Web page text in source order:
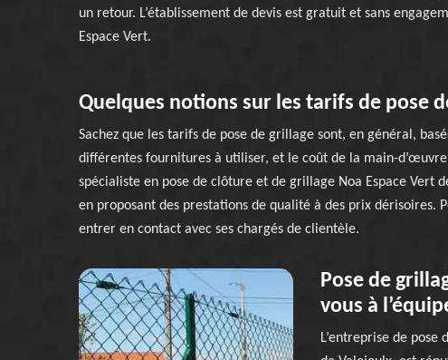
un retour. L’établissement de devis est gratuit et sans
Espace Vert.
Quelques notions sur les tarifs de pose
Sachez que les tarifs de pose de grillage sont, en général,
différentes fournitures à utiliser, et le coût de la main-
spécialiste en pose de clôture et de grillage Noa Espace Vert
en proposant des prestations de qualité à des prix dérisoires.
entrer en contact avec ses chargés de clientèle.
Pose de
vous à
L’entreprise de